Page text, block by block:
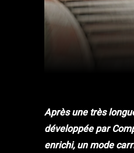
Après une très
développée par
enrichi, un mode